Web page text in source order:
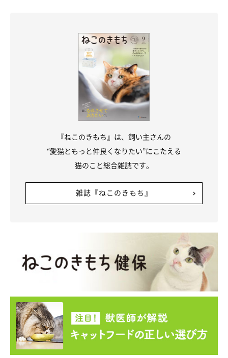
『ねこのきもち』は、飼い主さんの
“愛猫ともっと仲良くなりたい”にこたえる
猫のこと総合雑誌です。
雑誌『ねこのきもち』